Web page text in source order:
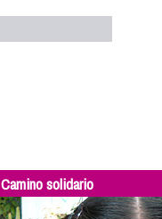
Camino solidario